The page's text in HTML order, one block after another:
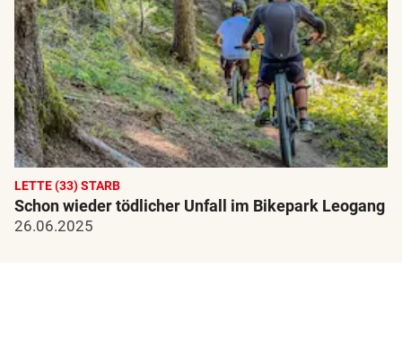
LETTE (33) STARB
Schon wieder tödlicher Unfall im Bikepark Leogang
26.06.2025